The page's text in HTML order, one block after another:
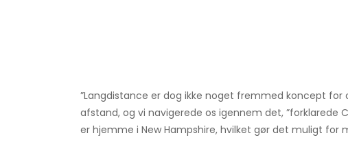
”Langdistance er dog ikke noget fremmed koncept for
afstand, og vi navigerede os igennem det, ”forklarede
er hjemme i New Hampshire, hvilket gør det muligt for